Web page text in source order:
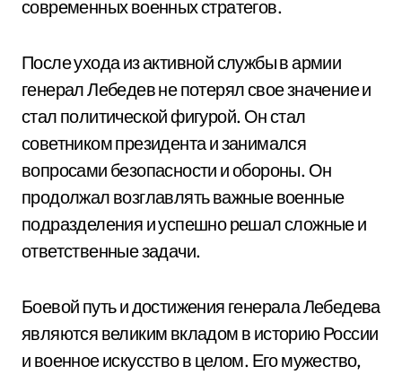
современных военных стратегов.
После ухода из активной службы в армии
генерал Лебедев не потерял свое значение и
стал политической фигурой. Он стал
советником президента и занимался
вопросами безопасности и обороны. Он
продолжал возглавлять важные военные
подразделения и успешно решал сложные и
ответственные задачи.
Боевой путь и достижения генерала Лебедева
являются великим вкладом в историю России
и военное искусство в целом. Его мужество,